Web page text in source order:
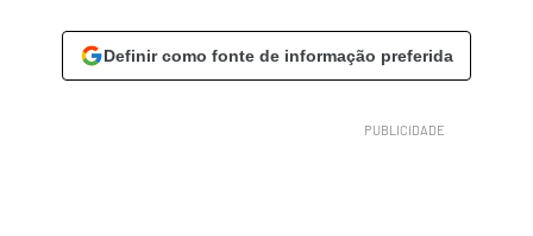
Definir como fonte de informação preferida